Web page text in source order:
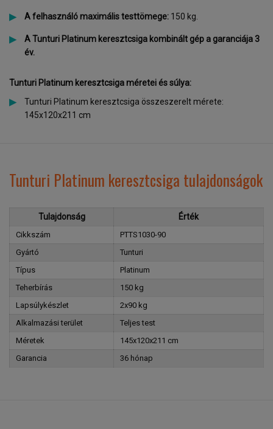
A felhasználó maximális testtömege: 150 kg.
A Tunturi Platinum keresztcsiga kombinált gép a garanciája 3
év.
Tunturi Platinum keresztcsiga méretei és súlya:
Tunturi Platinum keresztcsiga összeszerelt mérete:
145x120x211 cm
Tunturi Platinum keresztcsiga tulajdonságok
Tulajdonság Érték
Cikkszám
PTTS1030-90
Gyártó
Tunturi
Típus
Platinum
Teherbírás
150 kg
Lapsúlykészlet
2x90 kg
Alkalmazási terület
Teljes test
Méretek
145x120x211 cm
Garancia
36 hónap